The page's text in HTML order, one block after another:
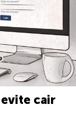
cair